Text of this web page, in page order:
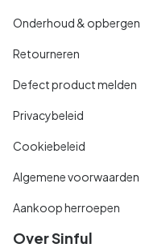
Onderhoud & opbergen
Retourneren
Defect product melden
Privacybeleid
Cookiebeleid
Algemene voorwaarden
Aankoop herroepen
Over Sinful